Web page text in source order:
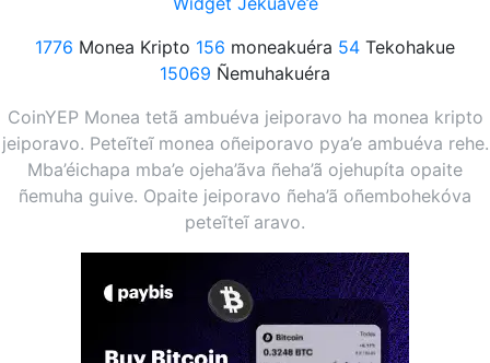
1776 Monea Kripto 156 moneakuéra 54 Tekohakue
15069 Ñemuhakuéra
CoinYEP Monea tetã ambuéva jeiporavo ha monea kripto
jeiporavo. Peteĩteĩ monea oñeiporavo pya’e ambuéva rehe.
Mba’éichapa mba’e ojeha’ãva ñeha’ã ojehupíta opaite
ñemuha guive. Opaite jeiporavo ñeha’ã oñembohekóva
peteĩteĩ aravo.